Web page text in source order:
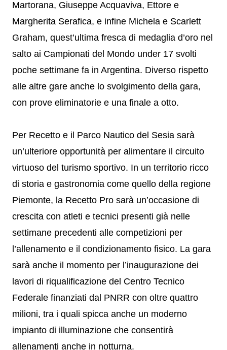
Martorana, Giuseppe Acquaviva, Ettore e
Margherita Serafica, e infine Michela e Scarlett
Graham, quest’ultima fresca di medaglia d’oro nel
salto ai Campionati del Mondo under 17 svolti
poche settimane fa in Argentina. Diverso rispetto
alle altre gare anche lo svolgimento della gara,
con prove eliminatorie e una finale a otto.
Per Recetto e il Parco Nautico del Sesia sarà
un’ulteriore opportunità per alimentare il circuito
virtuoso del turismo sportivo. In un territorio ricco
di storia e gastronomia come quello della regione
Piemonte, la Recetto Pro sarà un’occasione di
crescita con atleti e tecnici presenti già nelle
settimane precedenti alle competizioni per
l’allenamento e il condizionamento fisico. La gara
sarà anche il momento per l’inaugurazione dei
lavori di riqualificazione del Centro Tecnico
Federale finanziati dal PNRR con oltre quattro
milioni, tra i quali spicca anche un moderno
impianto di illuminazione che consentirà
allenamenti anche in notturna.